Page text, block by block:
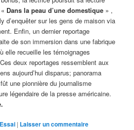
Dans la peau d’une domestique » ,
d’enquêter sur les gens de maison via
Enfin, un dernier reportage
de son immersion dans une fabrique
elle recueille les témoignages
deux reportages ressemblent aux
aujourd’hui disparus; panorama
une pionnière du journalisme
légendaire de la presse américaine.
| Laisser un commentaire